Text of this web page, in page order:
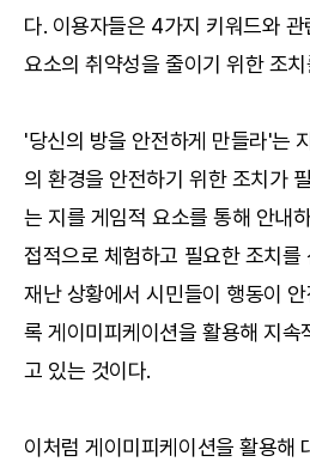
다. 이용자들은 4가지 키워드와
요소의 취약성을 줄이기 위한 조
'당신의 방을 안전하게 만들라'는
의 환경을 안전하기 위한 조치가
는 지를 게임적 요소를 통해 안내
접적으로 체험하고 필요한 조치를
재난 상황에서 시민들이 행동이
록 게이미피케이션을 활용해 지속
고 있는 것이다.
이처럼 게이미피케이션을 활용해